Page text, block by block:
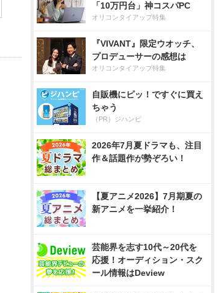
「10万円台」神コスパPC
オリコンタイアップ特集
『VIVANT』限定ウオッチ、
プロデューサーの感想は
オリコンタイアップ特集
自販機にピッ！ですぐに買え
ちゃう
（PR）ジハンピ
2026年7月夏ドラマも、注目
作＆話題作が勢ぞろい！
【夏アニメ2026】7月期夏の
新アニメを一挙紹介！
芸能界を志す10代～20代を
応援！オーディション・スク
ール情報はDeview